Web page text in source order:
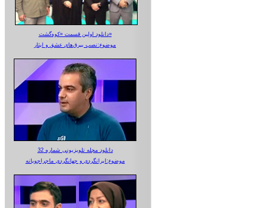
دانلود اولین قسمت «کوه‌گشت»
موضوع:نصب بیرق‌های عشق و ایثار
دانلود مجله تلویزیونی شماره 32
موضوع:ایرانگردی و جهانگردی ماجراجویانه